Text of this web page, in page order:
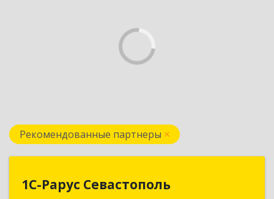
Рекомендованные партнеры
1С-Рарус Севастополь